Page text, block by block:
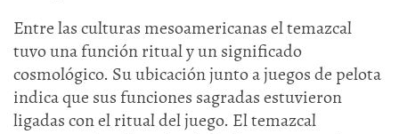
Entre las culturas mesoamericanas el temazcal
tuvo una función ritual y un significado
cosmológico. Su ubicación junto a juegos de pelota
indica que sus funciones sagradas estuvieron
ligadas con el ritual del juego. El temazcal